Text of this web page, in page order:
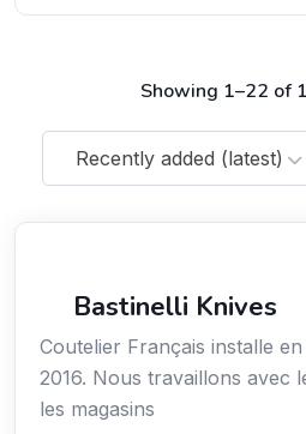
Showing 1–22 of
Recently added (latest)
Bastinelli Knives
Coutelier Français installe
2016. Nous travaillons avec
les magasins